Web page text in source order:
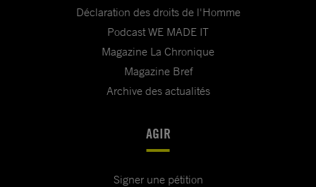
Déclaration des droits de l'Homme
Podcast WE MADE IT
Magazine La Chronique
Magazine Bref
Archive des actualités
AGIR
Signer une pétition